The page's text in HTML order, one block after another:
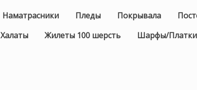
Наматрасники Пледы Покрывала
Халаты Жилеты 100 шерсть Шарфы/Платки